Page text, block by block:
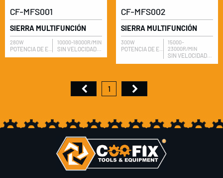
CF-MFS001
SIERRA MULTIFUNCIÓN
280W
POTENCIA DE ENTRADA NOMINAL
10000-18000R/MIN
SIN VELOCIDAD DE CARGA
CF-MFS002
SIERRA MULTIFUNCIÓN
300W
POTENCIA DE ENTRADA NOMINAL
15000-
23000R/MIN
SIN VELOCIDAD DE CARGA
1